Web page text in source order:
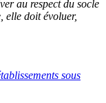
au respect du socle
elle doit évoluer,
sous